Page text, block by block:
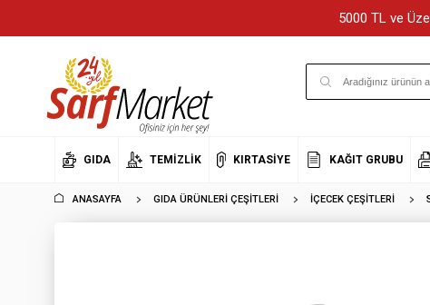
5000 TL ve
GIDA TEMIZLIK KIRTASIYE KAĞIT GRUBU
ANASAYFA GIDA ÜRÜNLERI ÇEŞITLERI İÇECEK ÇEŞITLERI